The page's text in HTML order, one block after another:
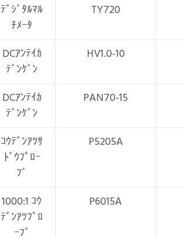
ﾃﾞｼﾞﾀﾙﾏﾙ
ﾁﾒｰﾀ
TY720
DCｱﾝﾃｲｶ
ﾃﾞﾝｹﾞﾝ
HV1.0-10
DCｱﾝﾃｲｶ
ﾃﾞﾝｹﾞﾝ
PAN70-15
ｺｳﾃﾞﾝｱﾂｻ
ﾄﾞｳﾌﾟﾛｰ
ﾌﾞ
P5205A
1000:1 ｺｳ
ﾃﾞﾝｱﾂﾌﾟﾛ
ｰﾌﾞ
P6015A